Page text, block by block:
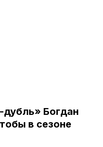
Богдан
в сезоне